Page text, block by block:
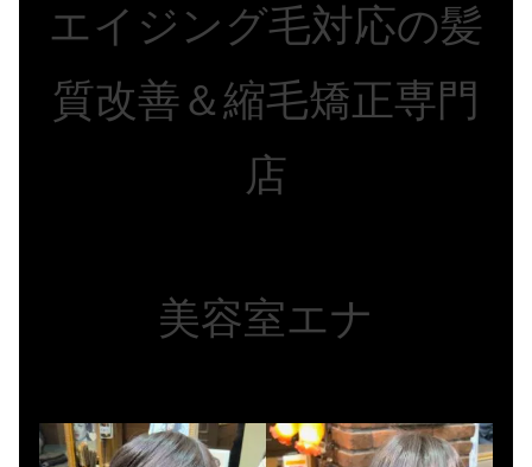
エイジング毛対応の髪
質改善＆縮毛矯正専門
店
美容室エナ